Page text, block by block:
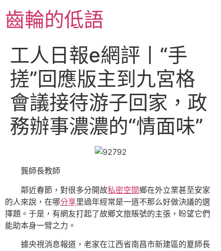
至
主齒輪的低語
工人日報e網評丨“手
搓”回應版主到九宮格
會議接待游子回家，政
務辦事濃濃的“情面味”
龔師長教師
鄰近春節，對很多分開故私密空間鄉在外立業甚至安家
的人來說，在哪分享里過年經常是一道不那么好做決議的選
擇題。于是，有網友打起了故鄉文旅賬號的主張，盼望它們
能助本身一臂之力。
據央視消息報道，老家在江西省南昌市新建區的夏師長